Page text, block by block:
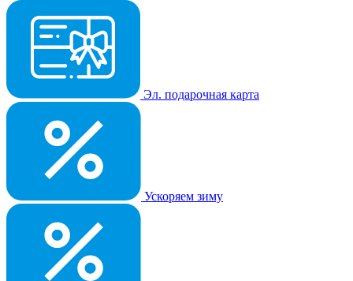
Эл. подарочная карта
Ускоряем зиму